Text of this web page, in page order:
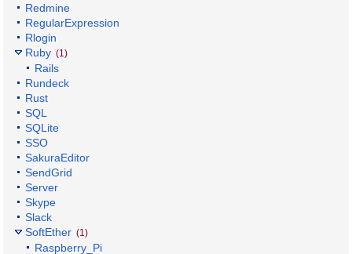
Redmine
RegularExpression
Rlogin
Ruby (1)
Rails
Rundeck
Rust
SQL
SQLite
SSO
SakuraEditor
SendGrid
Server
Skype
Slack
SoftEther (1)
Raspberry_Pi